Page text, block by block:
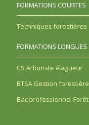
FORMATIONS COURTES
Techniques forestières
FORMATIONS LONGUES
CS Arboriste élagueur
BTSA Gestion forestière
Bac professionnel Forêt